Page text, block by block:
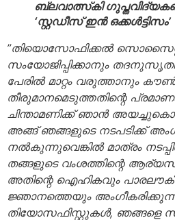
ബ്ലവാത്സ്‌കി
‘സ്റ്റഡീസ് ഇന്‍
”തിയൊസോഫിക്കല്‍
സംയോജിപ്പിക്കാനും
പേരില്‍ മാറ്റം വരുത്താനും
തീരുമാനമെടുത്തതിന്റെ
ചിന്താമണിക്ക് ഞാന്‍
അങ്ങ് ഞങ്ങളുടെ നടപടിക്ക്
നല്‍കുന്നുവെങ്കില്‍ മാത്രം
തങ്ങളുടെ വംശത്തിന്റെ
അതിന്റെ ഐഹികവും
ജ്ഞാനത്തെയും
തിയോസഫിസ്റ്റുകള്‍, ഞങ്ങളെ